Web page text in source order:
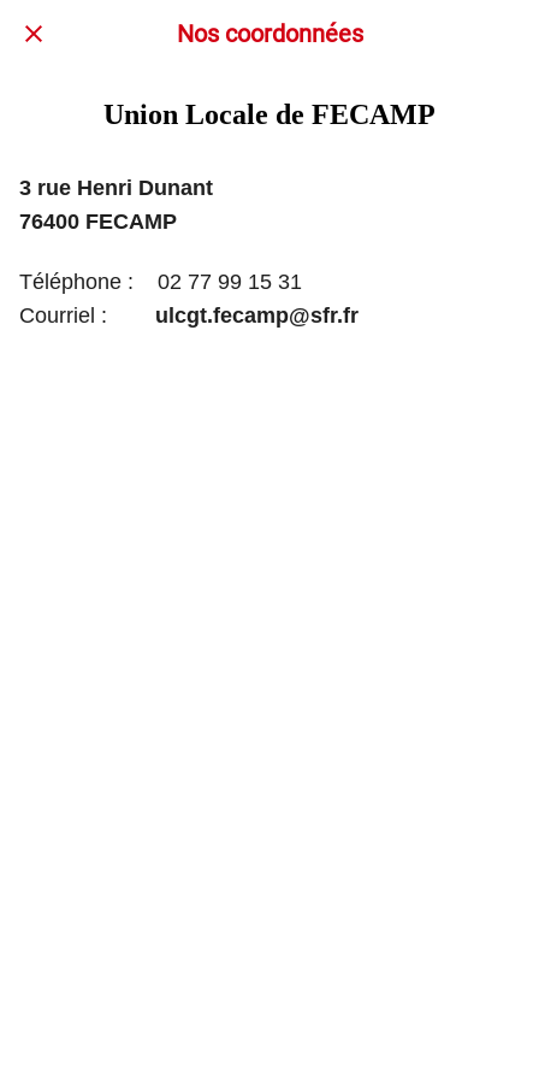
Nos coordonnées
Union Locale de FECAMP
3 rue Henri Dunant
76400 FECAMP
Téléphone : 02 77 99 15 31
Courriel : ulcgt.fecamp@sfr.fr